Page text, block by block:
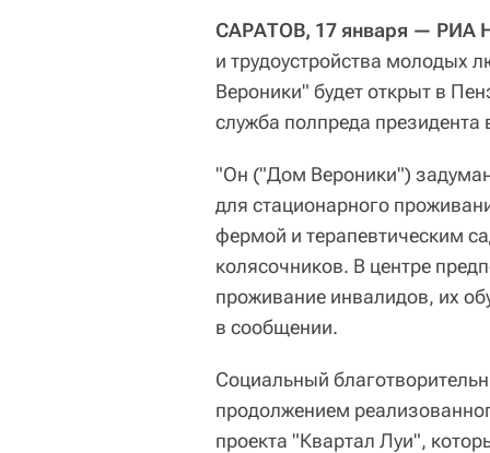
САРАТОВ, 17 января — РИА
и трудоустройства молодых
Вероники" будет открыт в
служба полпреда
"Он ("Дом Вероники")
для стационарного
фермой и терапевтическим
колясочников. В центре
проживание инвалидов, их
в сообщении.
Социальный
продолжением
проекта "Квартал Луи",